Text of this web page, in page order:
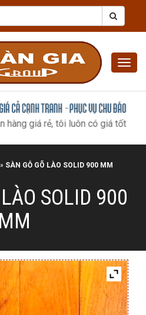
rẻ, tôi luôn có giá tốt nhất, như
» SÀN GỖ GÕ LÀO SOLID 900 MM
SOLID 900
MM